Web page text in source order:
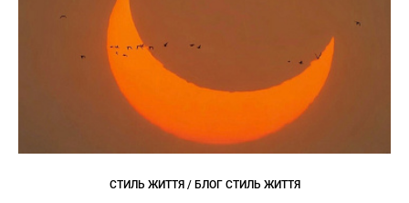
СТИЛЬ ЖИТТЯ / БЛОГ СТИЛЬ ЖИТТЯ